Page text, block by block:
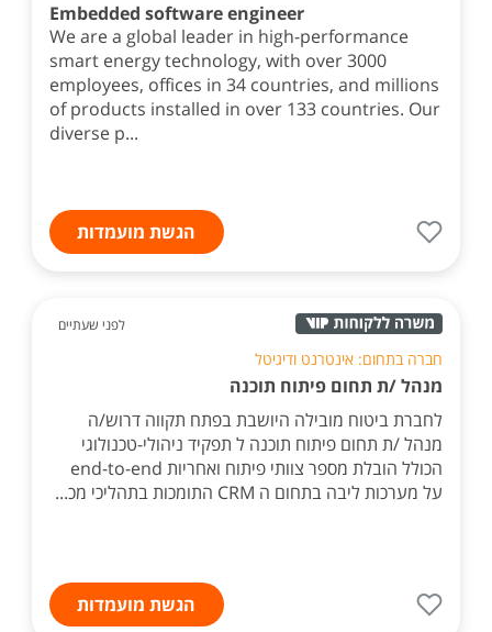
Embedded software engineer
We are a global leader in high-performance
smart energy technology, with over 3000
employees, offices in 34 countries, and millions
of products installed in over 133 countries. Our
diverse p...
הגשת מועמדות
לפני שעתיים
חברה בתחום: אינטרנט ודיגיטל
מנהל /ת תחום פיתוח תוכנה
לחברת ביטוח מובילה היושבת בפתח תקווה דרוש/ה
מנהל /ת תחום פיתוח תוכנה ל תפקיד ניהולי-טכנולוגי
הכולל הובלת מספר צוותי פיתוח ואחריות end-to-end
על מערכות ליבה בתחום ה CRM התומכות בתהליכי מכ...
הגשת מועמדות